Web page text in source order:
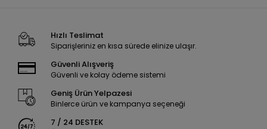
Hızlı Teslimat
Siparişleriniz en kısa sürede elinize ulaşır.
Güvenli Alışveriş
Güvenli ve kolay ödeme sistemi
Geniş Ürün Yelpazesi
Binlerce ürün ve kampanya seçeneği
7 / 24 DESTEK